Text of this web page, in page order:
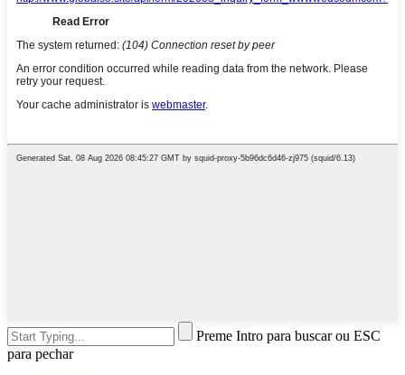
Preme Intro para buscar ou ESC
para pechar